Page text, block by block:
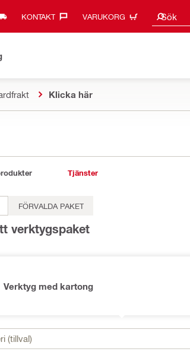
KONTAKT‎ VARUKORG Sök
Sökförslag
Klicka här
Tjänster
FÖRVALDA PAKET
verktygspaket
Verktyg med kartong
(tillval)